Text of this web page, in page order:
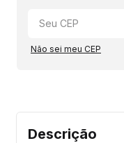
Não sei meu CEP
Descrição